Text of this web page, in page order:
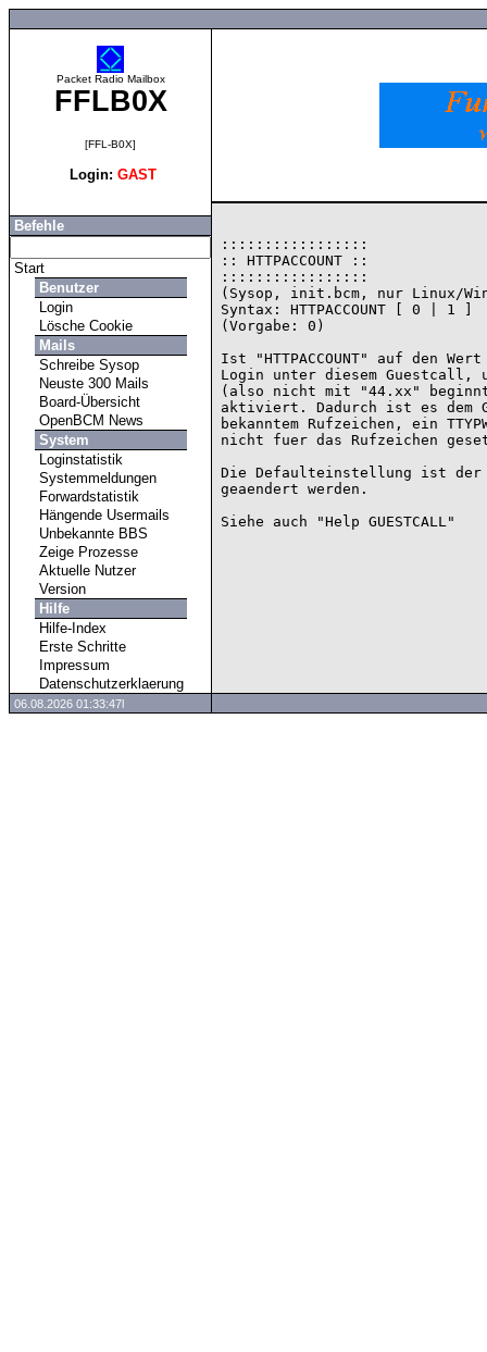
Packet Radio Mailbox
FFLB0X
[FFL-B0X]
Login: GAST
Befehle
Start
Benutzer
Login
Lösche Cookie
Mails
Schreibe Sysop
Neuste 300 Mails
Board-Übersicht
OpenBCM News
System
Loginstatistik
Systemmeldungen
Forwardstatistik
Hängende Usermails
Unbekannte BBS
Zeige Prozesse
Aktuelle Nutzer
Version
Hilfe
Hilfe-Index
Erste Schritte
Impressum
Datenschutzerklaerung
:::::::::::::::::
:: HTTPACCOUNT ::
:::::::::::::::::
(Sysop, init.bcm, nur Linux/
Syntax: HTTPACCOUNT [ 0 | 1 ]
(Vorgabe: 0)
Ist "HTTPACCOUNT" auf den
Login unter diesem Guestcall,
(also nicht mit "44.xx"
aktiviert. Dadurch ist es dem
bekanntem Rufzeichen, ein
nicht fuer das Rufzeichen
Die Defaulteinstellung ist der
geaendert werden.
06.08.2026 01:33:47l